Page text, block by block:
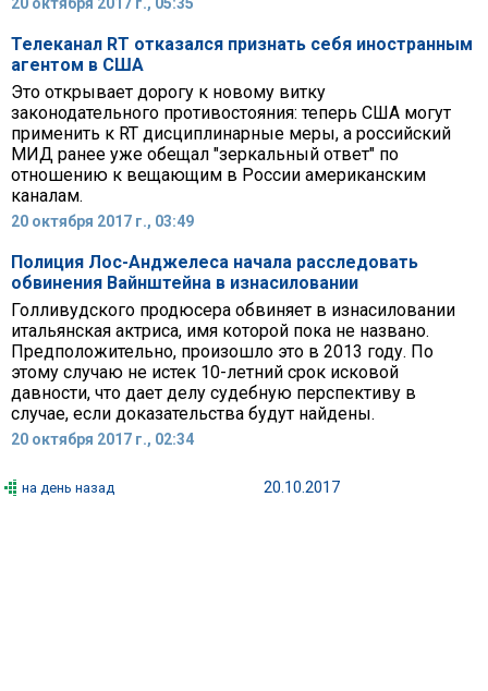
Телеканал RT отказался признать себя иностранным
агентом в США
Это открывает дорогу к новому витку
законодательного противостояния: теперь США могут
применить к RT дисциплинарные меры, а российский
МИД ранее уже обещал "зеркальный ответ" по
отношению к вещающим в России американским
каналам.
20 октября 2017 г., 03:49
Полиция Лос-Анджелеса начала расследовать
обвинения Вайнштейна в изнасиловании
Голливудского продюсера обвиняет в изнасиловании
итальянская актриса, имя которой пока не названо.
Предположительно, произошло это в 2013 году. По
этому случаю не истек 10-летний срок исковой
давности, что дает делу судебную перспективу в
случае, если доказательства будут найдены.
20 октября 2017 г., 02:34
на день назад 20.10.2017